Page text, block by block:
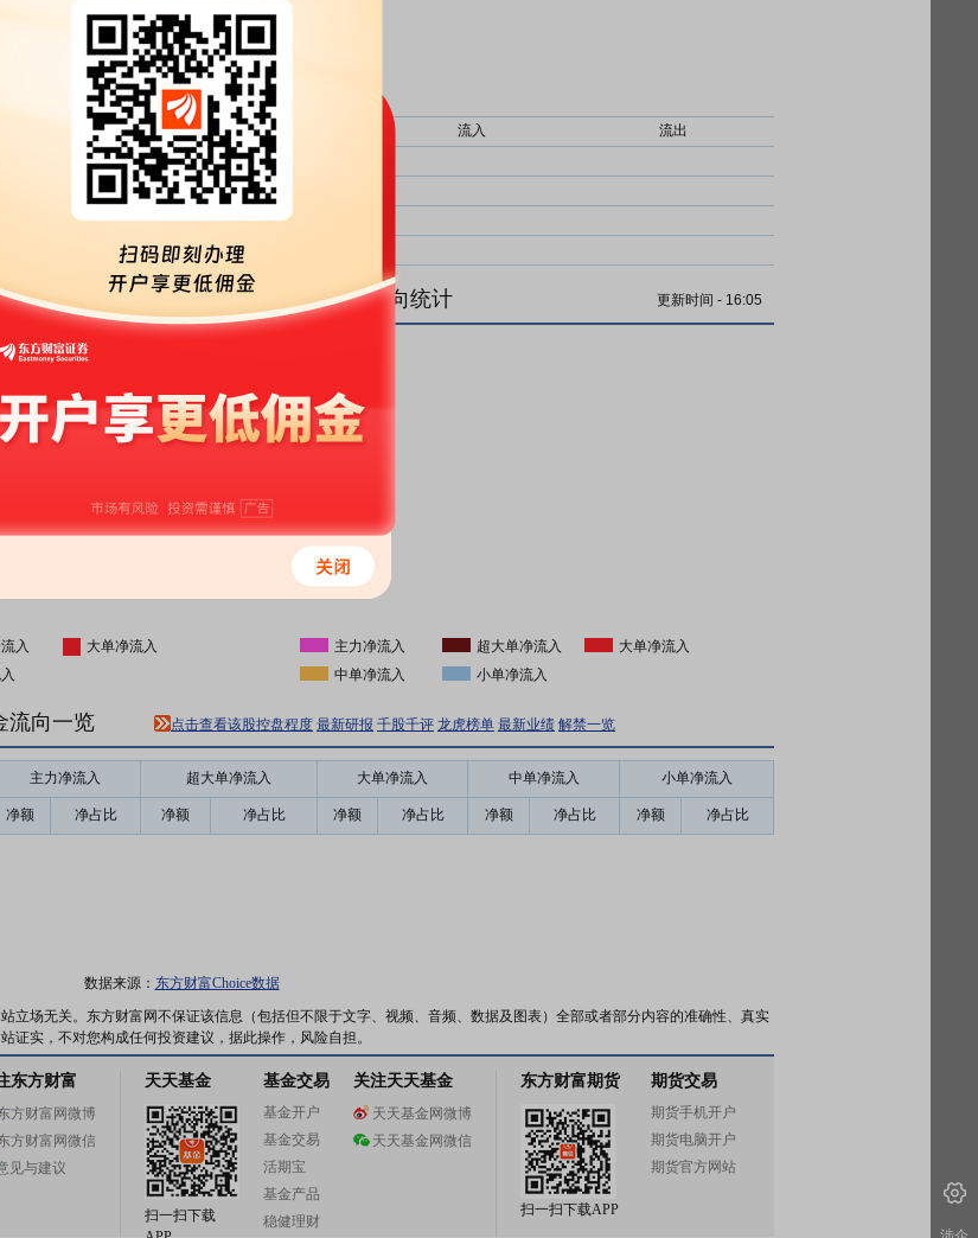
主力净比：
超大单净比：
大单净比：
中单净比：
流入
流出
入
大单净流入
盘后资金流向统计 更新时间 - 16:05
主力净流入 超大单净流入
大单净流入
中单净流入
小单净流入
流向一览 点击查看该股控盘程度 最新研报 千股千评 龙虎榜单 最新业绩 解禁一览
主力净流入 超大单净流入 大单净流入 中单净流入 小单净流入
净额 净占比 净额 净占比 净额 净占比 净额 净占比 净额 净占比
数据来源： 东方财富Choice数据
立场无关。东方财富网不保证该信息（包括但不限于文字、视频、音频、数据及图表）全部或者部分内容的准确性、真实
实，不对您构成任何投资建议，据此操作，风险自担。
东方财富
方财富网微博
方财富网微信
见与建议
天天基金
扫一扫下载
基金交易
基金开户
基金交易
活期宝
基金产品
稳健理财
关注天天基金
天天基金网微博
天天基金网微信
东方财富期货
扫一扫下载APP
期货交易
期货手机开户
期货电脑开户
期货官方网站